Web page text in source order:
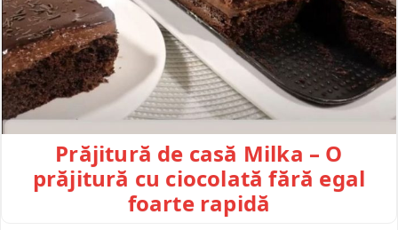
Prăjitură de casă Milka – O
prăjitură cu ciocolată fără egal
foarte rapidă